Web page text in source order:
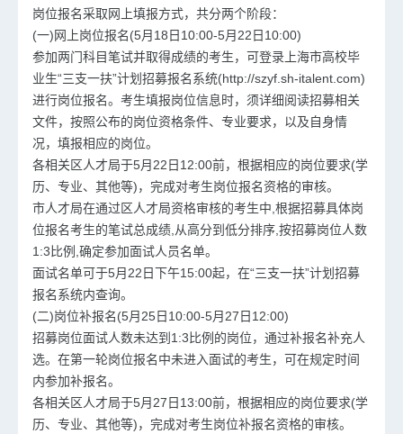
岗位报名采取网上填报方式，共分两个阶段：
(一)网上岗位报名(5月18日10:00-5月22日10:00)
参加两门科目笔试并取得成绩的考生，可登录上海市高校毕
业生“三支一扶”计划招募报名系统(http://szyf.sh-italent.com)
进行岗位报名。考生填报岗位信息时，须详细阅读招募相关
文件，按照公布的岗位资格条件、专业要求，以及自身情
况，填报相应的岗位。
各相关区人才局于5月22日12:00前，根据相应的岗位要求(学
历、专业、其他等)，完成对考生岗位报名资格的审核。
市人才局在通过区人才局资格审核的考生中,根据招募具体岗
位报名考生的笔试总成绩,从高分到低分排序,按招募岗位人数
1:3比例,确定参加面试人员名单。
面试名单可于5月22日下午15:00起，在“三支一扶”计划招募
报名系统内查询。
(二)岗位补报名(5月25日10:00-5月27日12:00)
招募岗位面试人数未达到1:3比例的岗位，通过补报名补充人
选。在第一轮岗位报名中未进入面试的考生，可在规定时间
内参加补报名。
各相关区人才局于5月27日13:00前，根据相应的岗位要求(学
历、专业、其他等)，完成对考生岗位补报名资格的审核。